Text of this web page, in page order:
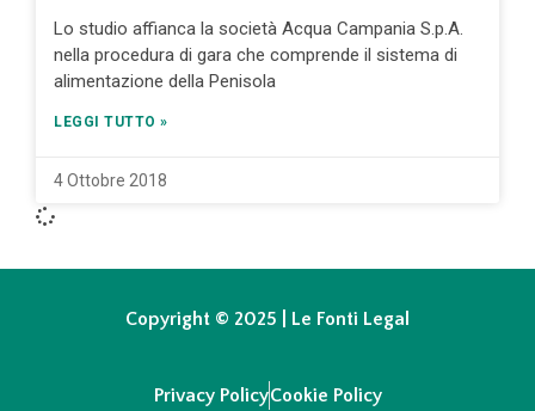
Lo studio affianca la società Acqua Campania S.p.A.
nella procedura di gara che comprende il sistema di
alimentazione della Penisola
LEGGI TUTTO »
4 Ottobre 2018
Copyright © 2025 | Le Fonti Legal
Privacy PolicyCookie Policy